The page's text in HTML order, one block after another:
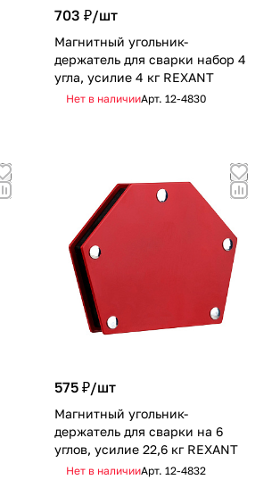
703 ₽/шт
Магнитный угольник-
держатель для сварки набор 4
угла, усилие 4 кг REXANT
Нет в наличииАрт.12-4830
575 ₽/шт
Магнитный угольник-
держатель для сварки на 6
углов, усилие 22,6 кг REXANT
Нет в наличииАрт.12-4832